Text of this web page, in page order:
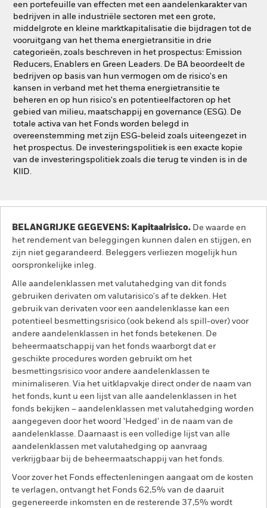
een portefeuille van effecten met een aandelenkarakter van
bedrijven in alle industriële sectoren met een grote,
middelgrote en kleine marktkapitalisatie die bijdragen tot de
vooruitgang van het thema energietransitie in drie
categorieën, zoals beschreven in het prospectus: Emission
Reducers, Enablers en Green Leaders. De BA beoordeelt de
bedrijven op basis van hun vermogen om de risico's en
kansen in verband met het thema energietransitie te
beheren en op hun risico's en potentieelfactoren op het
gebied van milieu, maatschappij en governance (ESG). De
totale activa van het Fonds worden belegd in
overeenstemming met zijn ESG-beleid zoals uiteengezet in
het prospectus. De investeringspolitiek is een exacte kopie
van de investeringspolitiek zoals die terug te vinden is in de
KIID.
BELANGRIJKE GEGEVENS: Kapitaalrisico. De waarde en
het rendement van beleggingen kunnen dalen en stijgen, en
zijn niet gegarandeerd. Beleggers verliezen mogelijk hun
oorspronkelijke inleg.
Alle aandelenklassen met valutahedging van dit fonds
gebruiken derivaten om valutarisico's af te dekken. Het
gebruik van derivaten voor een aandelenklasse kan een
potentieel besmettingsrisico (ook bekend als spill-over) voor
andere aandelenklassen in het fonds betekenen. De
beheermaatschappij van het fonds waarborgt dat er
geschikte procedures worden gebruikt om het
besmettingsrisico voor andere aandelenklassen te
minimaliseren. Via het uitklapvakje direct onder de naam van
het fonds, kunt u een lijst van alle aandelenklassen in het
fonds bekijken – aandelenklassen met valutahedging worden
aangegeven door het woord 'Hedged' in de naam van de
aandelenklasse. Daarnaast is een volledige lijst van alle
aandelenklassen met valutahedging op aanvraag
verkrijgbaar bij de beheermaatschappij van het fonds.
Voor zover het Fonds effectenleningen aangaat om de kosten
te verlagen, ontvangt het Fonds 62,5% van de daaruit
gegenereerde inkomsten en de resterende 37,5% wordt